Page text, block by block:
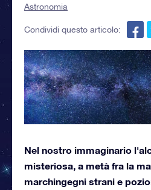
Astronomia
Condividi questo articolo:
Nel nostro immaginario
misteriosa, a metà fra la
marchingegni strani e